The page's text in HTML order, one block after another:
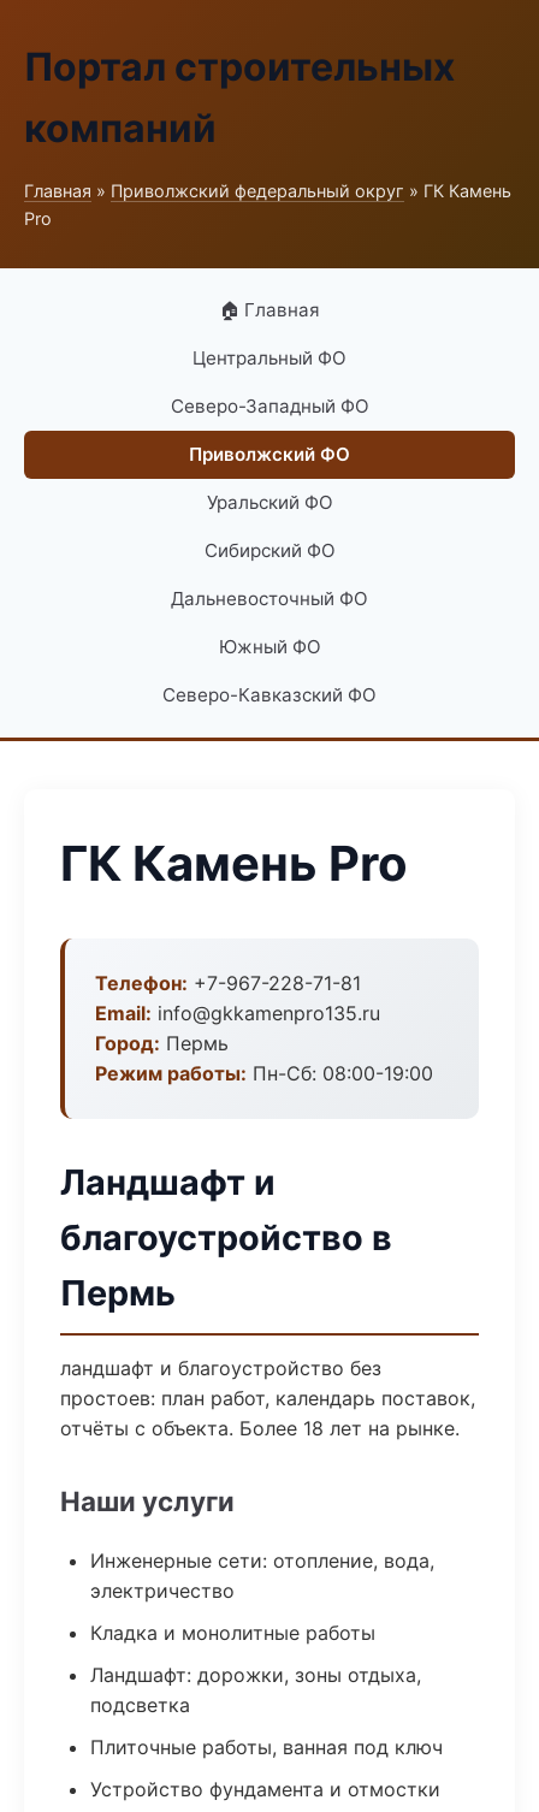
Портал строительных
компаний
Главная » Приволжский федеральный округ » ГК Камень
Pro
🏠 Главная
Центральный ФО
Северо-Западный ФО
Приволжский ФО
Уральский ФО
Сибирский ФО
Дальневосточный ФО
Южный ФО
Северо-Кавказский ФО
ГК Камень Pro
Телефон: +7-967-228-71-81
Email: info@gkkamenpro135.ru
Город: Пермь
Режим работы: Пн-Сб: 08:00-19:00
Ландшафт и
благоустройство в
Пермь
ландшафт и благоустройство без
простоев: план работ, календарь поставок,
отчёты с объекта. Более 18 лет на рынке.
Наши услуги
Инженерные сети: отопление, вода,
электричество
Кладка и монолитные работы
Ландшафт: дорожки, зоны отдыха,
подсветка
Плиточные работы, ванная под ключ
Устройство фундамента и отмостки